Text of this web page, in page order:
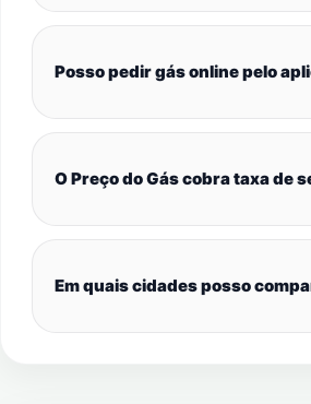
Posso pedir gás online pelo
O Preço do Gás cobra taxa de
Em quais cidades posso